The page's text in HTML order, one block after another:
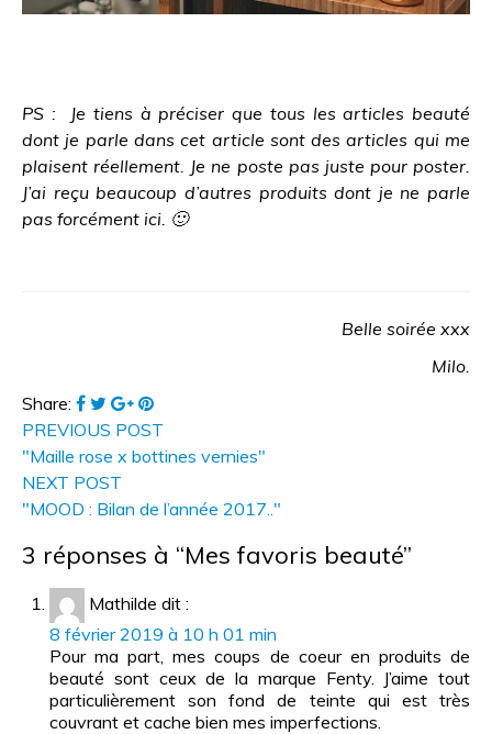
PS : Je tiens à préciser que tous les articles beauté
dont je parle dans cet article sont des articles qui me
plaisent réellement. Je ne poste pas juste pour poster.
J’ai reçu beaucoup d’autres produits dont je ne parle
pas forcément ici. 🙂
Belle soirée xxx
Milo.
Share:
PREVIOUS POST
"Maille rose x bottines vernies"
NEXT POST
"MOOD : Bilan de l’année 2017.."
3 réponses à “Mes favoris beauté”
Mathilde dit :
8 février 2019 à 10 h 01 min
Pour ma part, mes coups de coeur en produits de
beauté sont ceux de la marque Fenty. J’aime tout
particulièrement son fond de teinte qui est très
couvrant et cache bien mes imperfections.